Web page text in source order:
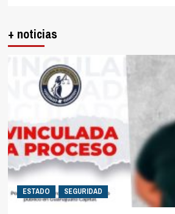
+ noticias
ESTADO SEGURIDAD